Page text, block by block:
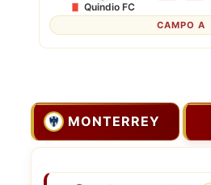
Quindio FC
CAMPO A
MONTERREY